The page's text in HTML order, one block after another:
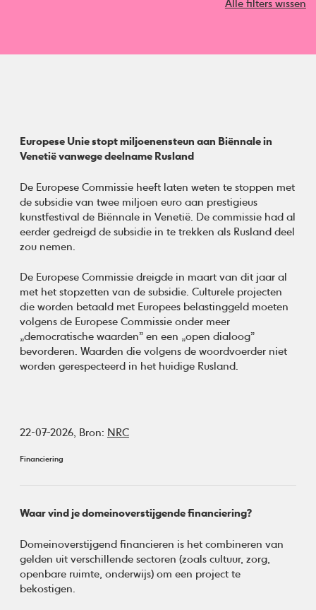
Alle filters wissen
Europese Unie stopt miljoenensteun aan Biënnale in
Venetië vanwege deelname Rusland
De Europese Commissie heeft laten weten te stoppen met
de subsidie van twee miljoen euro aan prestigieus
kunstfestival de Biënnale in Venetië. De commissie had al
eerder gedreigd de subsidie in te trekken als Rusland deel
zou nemen.
De Europese Commissie dreigde in maart van dit jaar al
met het stopzetten van de subsidie. Culturele projecten
die worden betaald met Europees belastinggeld moeten
volgens de Europese Commissie onder meer
„democratische waarden” en een „open dialoog”
bevorderen. Waarden die volgens de woordvoerder niet
worden gerespecteerd in het huidige Rusland.
22-07-2026, Bron: NRC
Financiering
Waar vind je domeinoverstijgende financiering?
Domeinoverstijgend financieren is het combineren van
gelden uit verschillende sectoren (zoals cultuur, zorg,
openbare ruimte, onderwijs) om een project te
bekostigen.